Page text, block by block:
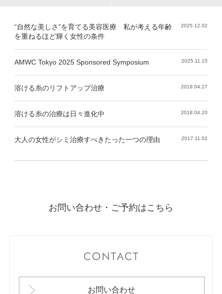
“自然な美しさ”を育てる美容医療 私が考える年齢
を重ねるほど輝く女性の条件
2025.12.02
AMWC Tokyo 2025 Sponsored Symposium 2025.11.15
溶ける糸のリフトアップ治療 2018.04.27
溶ける糸の治療は日々進化中 2018.04.20
大人の女性がシミ治療すべきたった一つの理由 2017.11.02
お問い合わせ・ご予約はこちら
お問い合わせ